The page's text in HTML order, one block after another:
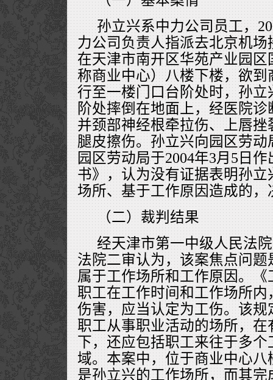
孙立兴系中力公司员工，
力公司负责人指派去北京机
在天津市南开区华苑产业园
称商业中心）八楼下楼，欲
行至一楼门口台阶处时，孙
阶处摔倒在地面上，经医院
并颈部神经根牵拉伤、上唇
腿皮擦伤。孙立兴向园区劳
园区劳动局于2004年3月5日
书》，认为没有证据表明孙
场所、基于工作原因造成的
（二）裁判结果
经天津市第一中级人民法
法院二审认为，该案焦点问
属于工作场所和工作原因。
职工在工作时间和工作场所
伤害，应当认定为工伤。该规
职工从事职业活动的场所，
下，还应包括职工来往于多
域。本案中，位于商业中心
是孙立兴的工作场所，而其